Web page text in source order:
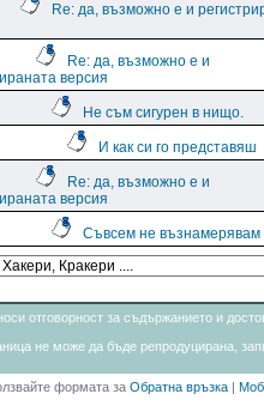
Re: да, възможно е и
Re: да, възможно е и
версия
Не съм сигурен в нищо.
И как си го представяш
Re: да, възможно е и
версия
Съвсем не възнамерявам
отговорност за съдържанието и
не може да бъде репродуцирана,
формата за Обратна връзка |